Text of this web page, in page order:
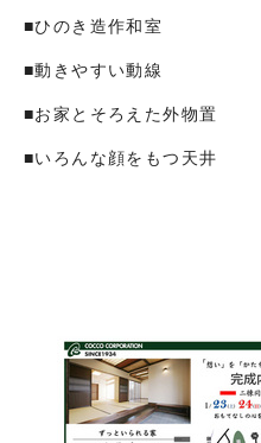
■ひのき造作和室
■動きやすい動線
■お家とそろえた外物置
■いろんな顔をもつ天井